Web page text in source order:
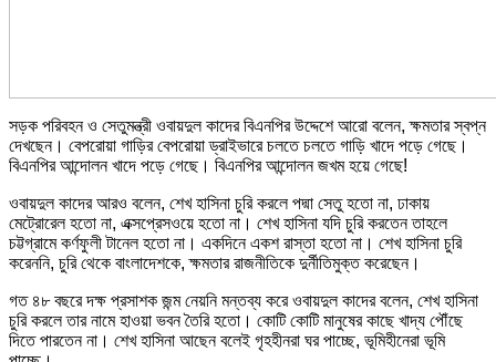
সড়ক পরিবহন ও সেতুমন্ত্রী ওবায়দুল কাদের বিএনপির উদ্দেশে আরো বলেন, ক্ষমতার স্বপ্ন
দেখছেন। বেপরোয়া গাড়ির বেপরোয়া ড্রাইভারে চলতে চলতে গাড়ি খাদে পড়ে গেছে।
বিএনপির আন্দোলন খাদে পড়ে গেছে। বিএনপির আন্দোলন জখম হয়ে গেছে!
ওবায়দুল কাদের আরও বলেন, শেখ হাসিনা চুরি করলে পদ্মা সেতু হতো না, ঢাকায়
মেট্রোরেল হতো না, এক্সপ্রেসওয়ে হতো না। শেখ হাসিনা যদি চুরি করতেন তাহলে
চট্টগ্রামে কর্ণফুলী টানেল হতো না। একদিনে একশ রাস্তা হতো না। শেখ হাসিনা চুরি
করেননি, চুরি থেকে বাংলাদেশকে, ক্ষমতার রাজনীতিকে দুর্নীতিমুক্ত করেছেন।
গত ৪৮ বছরে দক্ষ প্রসাশক জন্ম নেয়নি মন্তব্য করে ওবায়দুল কাদের বলেন, শেখ হাসিনা
চুরি করলে তার নামে হাওয়া ভবন তৈরি হতো। কোটি কোটি মানুষের কাছে খাদ্য পৌঁছে
দিতে পারতেন না। শেখ হাসিনা আছেন বলেই গৃহহীনরা ঘর পাচ্ছে, ভূমিহীনেরা ভূমি